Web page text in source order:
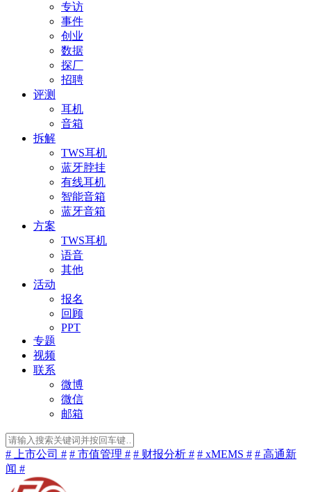
专访
事件
创业
数据
探厂
招聘
评测
耳机
音箱
拆解
TWS耳机
蓝牙脖挂
有线耳机
智能音箱
蓝牙音箱
方案
TWS耳机
语音
其他
活动
报名
回顾
PPT
专题
视频
联系
微博
微信
邮箱
# 上市公司 # # 市值管理 # # 财报分析 # # xMEMS # # 高通新
闻 #